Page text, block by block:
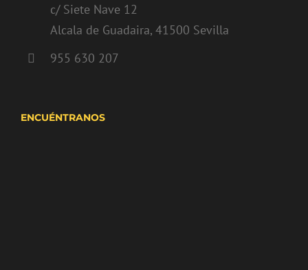
c/ Siete Nave 12
Alcala de Guadaira, 41500 Sevilla
955 630 207
ENCUÉNTRANOS